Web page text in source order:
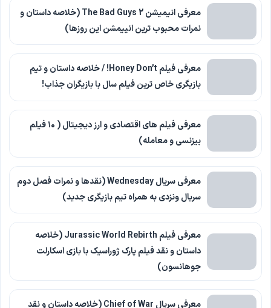
معرفی انیمیشن The Bad Guys 2 (خلاصه داستان و
نمرات محبوب ترین انییمشن این روزها)
معرفی فیلم Honey Don’t! / خلاصه داستان و تیم
بازیگری خاص ترین فیلم سال با بازیگران جذاب!
معرفی فیلم های اقتصادی و ارز دیجیتال ( ۱۰ فیلم
بیزنسی و معامله)
معرفی سریال Wednesday (نقدها و نمرات فصل دوم
سریال ونزدی به همراه تیم بازیگری جدید)
معرفی فیلم Jurassic World Rebirth (خلاصه
داستان و نقد فیلم پارک ژوراسیک با بازی اسکارلت
جوهانسون)
معرفی سریال Chief of War (خلاصه داستان و نقد